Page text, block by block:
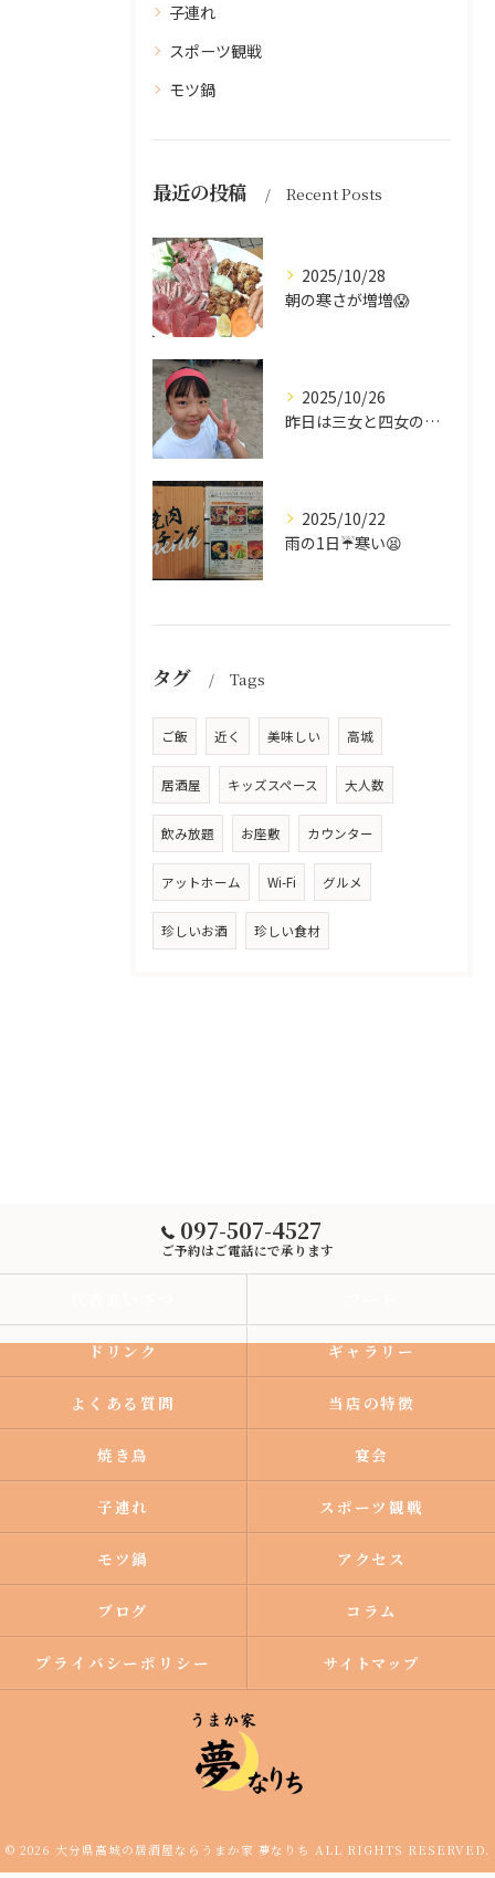
子連れ
スポーツ観戦
モツ鍋
最近の投稿 Recent Posts
2025/10/28
朝の寒さが増増😱
2025/10/26
昨日は三女と四女の運動会🥰
2025/10/22
雨の1日☔寒い😫
タグ Tags
ご飯 近く 美味しい 高城
居酒屋 キッズスペース 大人数
飲み放題 お座敷 カウンター
アットホーム Wi-Fi グルメ
珍しいお酒 珍しい食材
097-507-4527
ご予約はご電話にで承ります
ドリンク ギャラリー
よくある質問 当店の特徴
焼き鳥 宴会
子連れ スポーツ観戦
モツ鍋 アクセス
ブログ コラム
プライバシーポリシー サイトマップ
© 2026 大分県高城の居酒屋ならうまか家 夢なりち ALL RIGHTS RESERVED.